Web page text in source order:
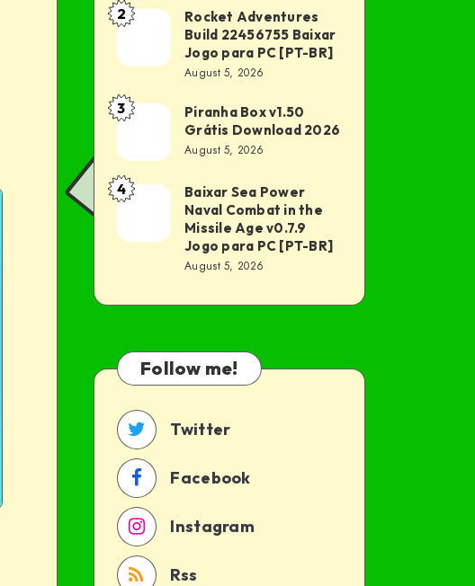
Baixar
Jogo
PC
[PT-
BR]
Rocket
Adventures
Build
22456755
Baixar
Jogo
para
PC
BR]
2
Rocket Adventures
Build 22456755 Baixar
Jogo para PC [PT-BR]
August 5, 2026
Piranha
v1.50
Grátis
2026
3
Piranha Box v1.50
Grátis Download 2026
August 5, 2026
Baixar
Power
the
Missile
v0.7.9
Jogo
para
PC
[PT-
BR]
4
Baixar Sea Power
Naval Combat in the
Missile Age v0.7.9
Jogo para PC [PT-BR]
August 5, 2026
Follow me!
Twitter
Facebook
Instagram
Rss